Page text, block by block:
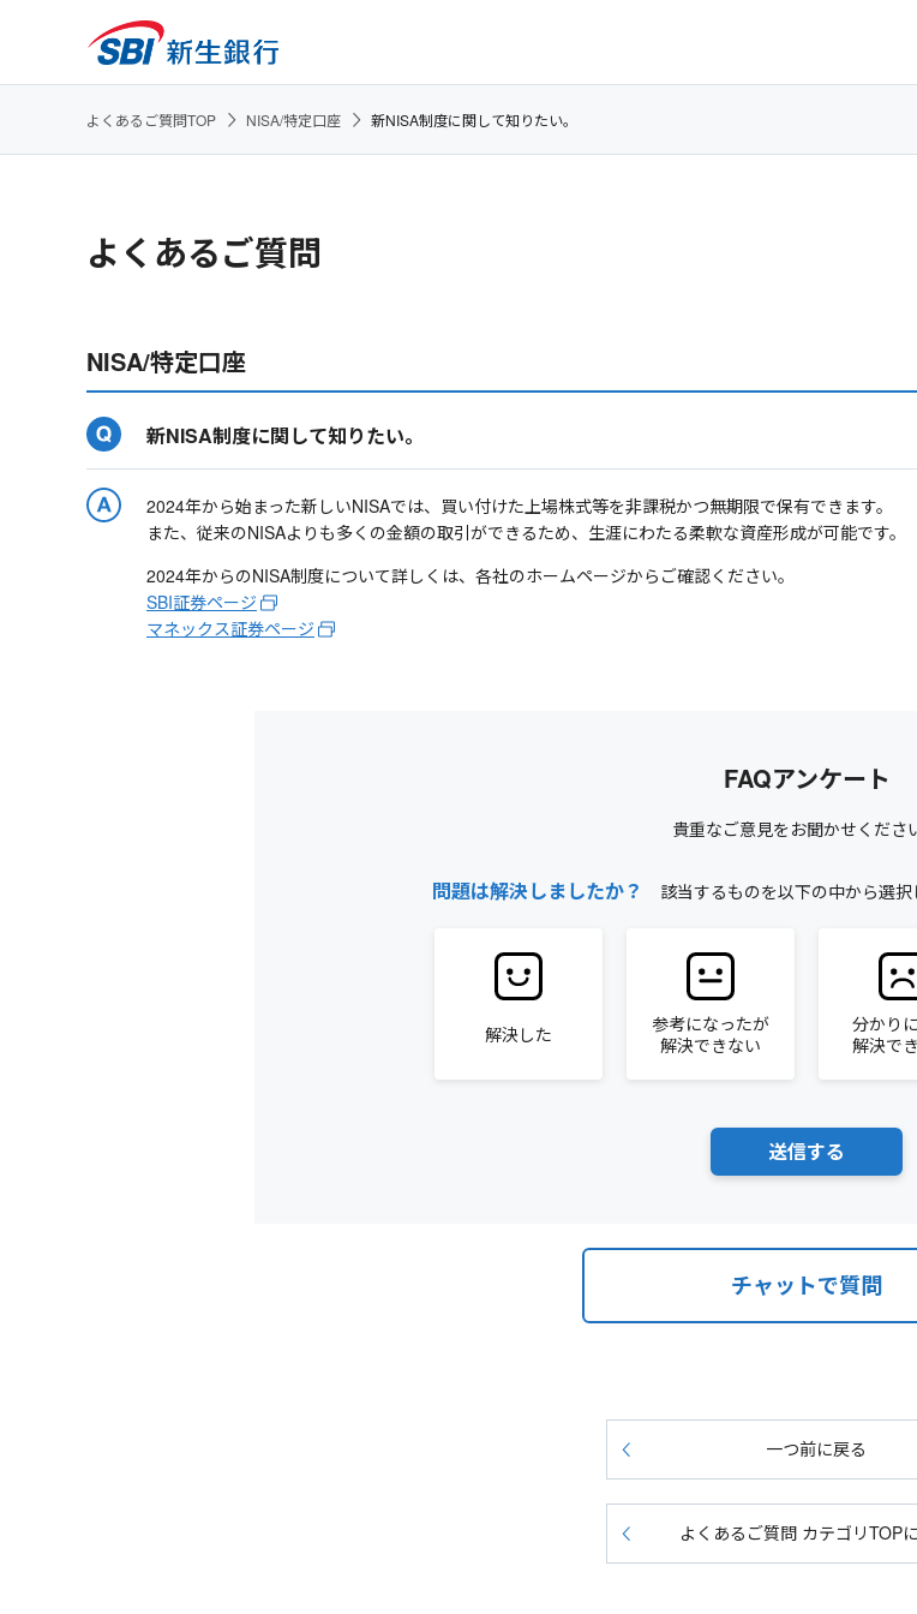
よくあるご質問TOP NISA/特定口座 新NISA制度に関して知りたい。
よくあるご質問
NISA/特定口座
新NISA制度に関して知りたい。
2024年から始まった新しいNISAでは、買い付けた上場株式等を非課税かつ無期限で保有できます。
また、従来のNISAよりも多くの金額の取引ができるため、生涯にわたる柔軟な資産形成が可能です。
2024年からのNISA制度について詳しくは、各社のホームページからご確認ください。
SBI証券ページ
マネックス証券ページ
FAQアンケート
貴重なご意見をお聞かせくださ
問題は解決しましたか？ 該当するものを以下の中から選択
解決した
参考になったが
解決できない
分かり
解決で
チャットで質問
一つ前に戻る
よくあるご質問 カテゴリTOP